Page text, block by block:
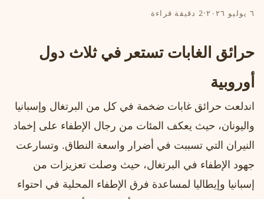
٦ يوليو ٢٠٢٦ ·2 دقيقة قراءة
حرائق الغابات تستعر في ثلاث دول
أوروبية
اندلعت حرائق غابات ضخمة في كل من البرتغال وإسبانيا
واليونان، حيث يعكف المئات من رجال الإطفاء على إخماد
النيران التي تسببت في أضرار واسعة النطاق. وتسارعت
جهود الإطفاء في البرتغال، حيث وصلت تعزيزات من
إسبانيا وإيطاليا لمساعدة فرق الإطفاء المحلية في احتواء